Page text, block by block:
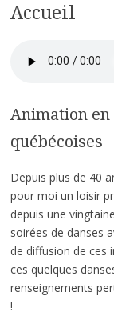
Accueil
Animation
québécoises
Depuis plus de 40
pour moi un loisir
depuis une
soirées de danses
de diffusion de ces
ces quelques
renseignements
!